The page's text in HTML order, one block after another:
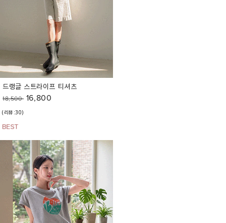
드랭글 스트라이프 티셔츠
18,500 16,800
(리뷰:30)